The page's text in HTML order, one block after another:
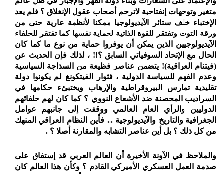
متغير وتوجهات إنفتاحية لاترحم أصحاب عقول الإنغلاق ؟ فلم يعد
الإختباء خلف ستائر الآيديولوجيا ممكنا لأنظمة عارية حتى من
ورقة التوت وتفتقر للقوة الذاتية لحماية نفسها كما تفتقر للحلفاء
الآيديولوجيين الذين يمكن أن يوفروا حماية من نوع ما كما كان
الحال مع الإتحاد السوفياتي السابق ؟!! ، لذلك فإن الحديث عن
(فيتنام العراقية)! يتضمن عناصر فظيعة من السذاجة السياسية
وعدم الفهم للسياسة الدولية ، فثوار الفيتكونغ لم يكونوا دولة
تقليدية تمارس البيروقراطية والإرهاب ويختبئء حكامها في
السراديب المحصنة ضد الأشعاع النووي ؟ كما كان لهم حلفائهم
الدوليين والرأي العام العالمي ووقفت إلى جانبهم عوامل
الجغرافية والتاريخ والآيديولوجية ... فأين النظام العراقي المنهك
من كل ذلك ؟ بل أين عناصر التشابه والمقارنة أصلا ؟ .
والملاحظ في الآونة الأخيرة أن العالم العربي قد إستفاق على
صدمة العمل العسكري الأميركي القادم ؟ وكأن هذا العالم كان